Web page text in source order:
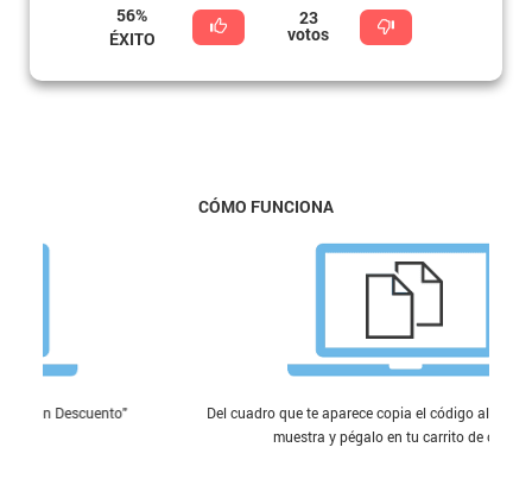
56%
ÉXITO
23
votos
CÓMO FUNCIONA
Del cuadro que te aparece copia el código alfanumérico que se
muestra y pégalo en tu carrito de compra.